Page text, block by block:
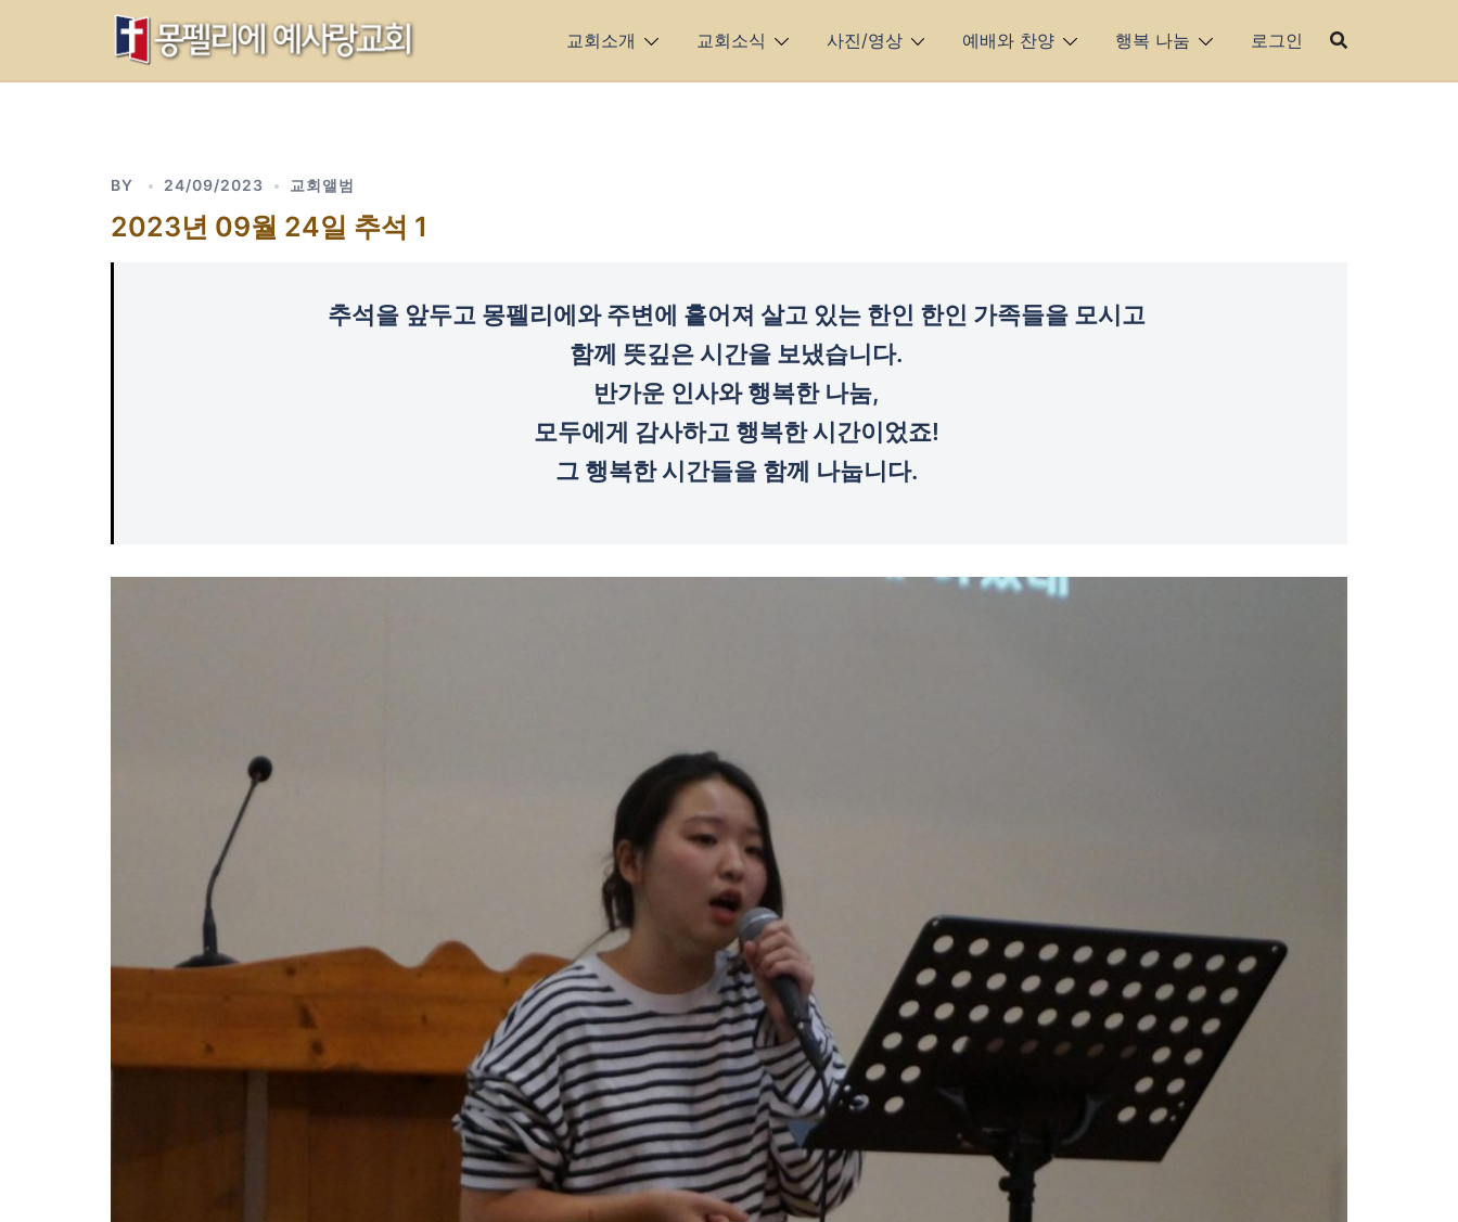
교회소개 교회소식 사진/영상 예배와 찬양 행복 나눔 로그인
BY 24/09/2023 교회앨범
2023년 09월 24일 추석 1
추석을 앞두고 몽펠리에와 주변에 흩어져 살고 있는 한인 한인 가족들을 모시고
함께 뜻깊은 시간을 보냈습니다.
반가운 인사와 행복한 나눔,
모두에게 감사하고 행복한 시간이었죠!
그 행복한 시간들을 함께 나눕니다.